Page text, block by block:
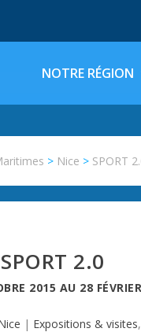
NOTRE RÉGION
> Nice > SPORT
SPORT 2.0
2015 AU 28
| Expositions & visites,